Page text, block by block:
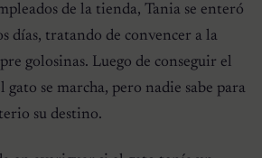
de la tienda, Tania se enteró
días, tratando de convencer a la
golosinas. Luego de conseguir el
se marcha, pero nadie sabe para
su destino.